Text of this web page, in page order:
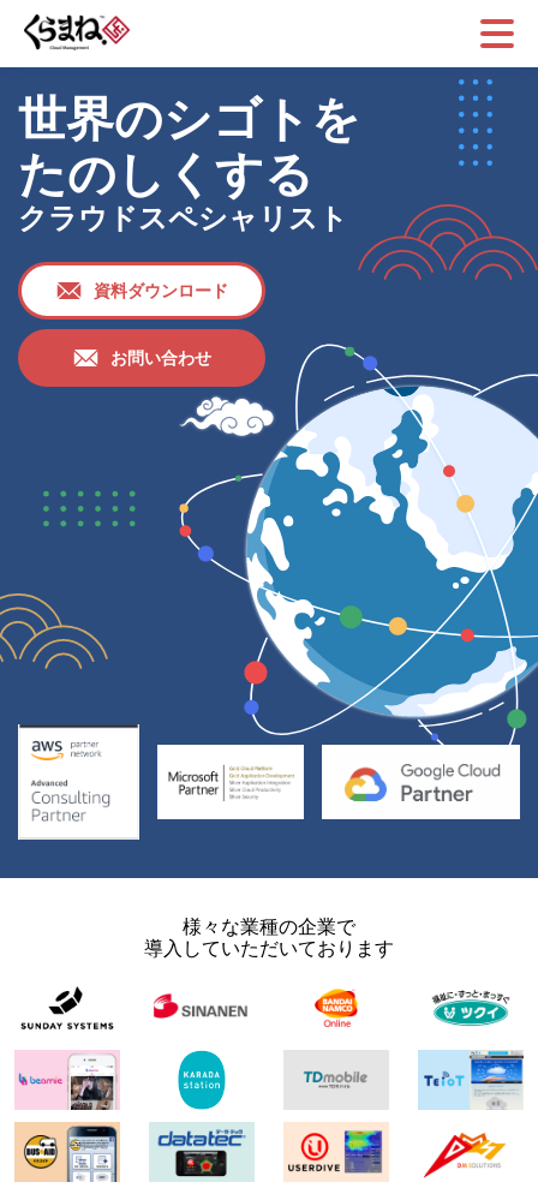
メニ
ュー
世界のシゴトを
たのしくする
クラウドスペシャリスト
資料ダウンロード
お問い合わせ
様々な業種の企業で
導入していただいております